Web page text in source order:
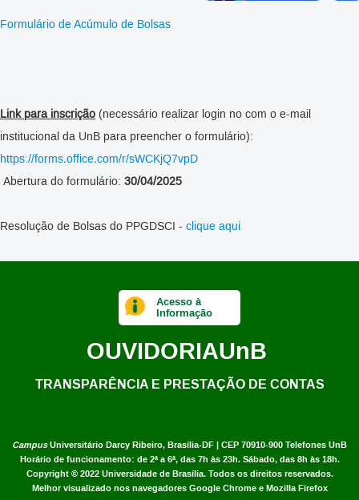
Formulário de Acúmulo de Bolsas
Link para inscrição (necessário realizar login no com o e-mail
institucional da UnB para preencher o formulário):
https://forms.office.com/r/sWCKjQ7vpD
Abertura do formulário: 30/04/2025
Resolução de Bolsas do PPGDSCI - clique aqui
CampusUniversitário Darcy Ribeiro, Brasília-DF | CEP 70910-900 Telefones UnB
Horário de funcionamento: de 2ª a 6ª, das 7h às 23h. Sábado, das 8h às 18h.
Copyright © 2022 Universidade de Brasília. Todos os direitos reservados.
Melhor visualizado nos navegadores Google Chrome e Mozilla Firefox
Acesso à
Informação
OUVIDORIAUnB
TRANSPARÊNCIA E PRESTAÇÃO DE CONTAS